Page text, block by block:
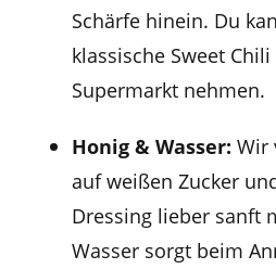
Schärfe hinein. Du
klassische Sweet
Supermarkt nehmen.
Honig & Wasser: Wir
auf weißen Zucker
Dressing lieber sanft
Wasser sorgt beim